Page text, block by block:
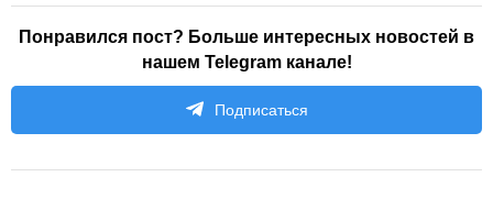
Понравился пост? Больше интересных новостей в
нашем Telegram канале!
Подписаться